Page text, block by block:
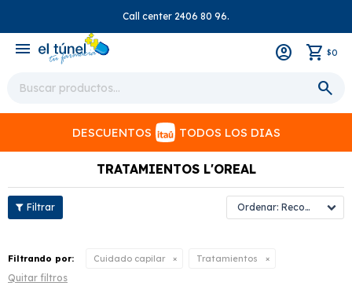
Call center 2406 80 96.
menu $0
DESCUENTOS TODOS LOS DIAS
TRATAMIENTOS L'OREAL
Recomendados
Filtrando por: Cuidado capilar Tratamientos
Quitar filtros
close